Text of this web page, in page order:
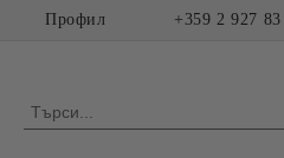
Профил +359 2 927